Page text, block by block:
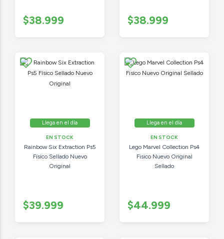
$38.999 $38.999
Llega en el día
EN STOCK
Rainbow Six Extraction Ps5
Físico Sellado Nuevo
Original
$39.999
Llega en el día
EN STOCK
Lego Marvel Collection Ps4
Fisico Nuevo Original
Sellado
$44.999